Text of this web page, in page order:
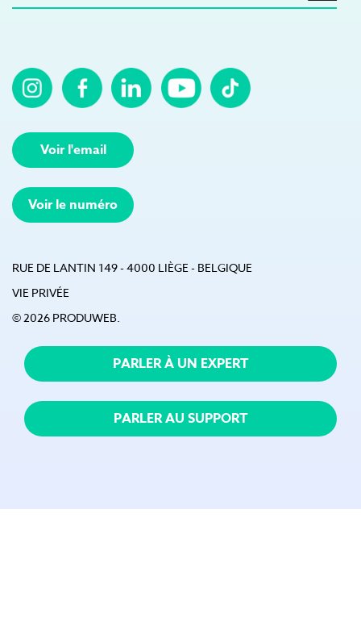
Voir l'email
Voir le numéro
RUE DE LANTIN 149 - 4000 LIÈGE - BELGIQUE
VIE PRIVÉE
© 2026 PRODUWEB.
PARLER À UN EXPERT
PARLER AU SUPPORT